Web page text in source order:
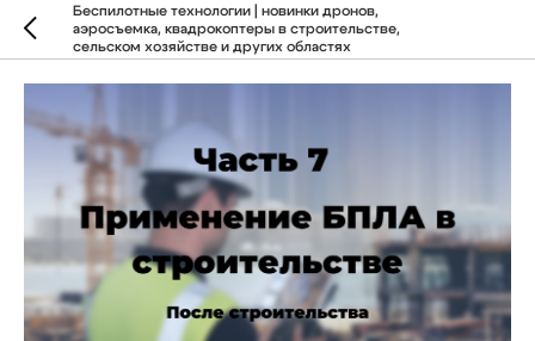
Беспилотные технологии | новинки дронов,
аэросъемка, квадрокоптеры в строительстве,
сельском хозяйстве и других областях